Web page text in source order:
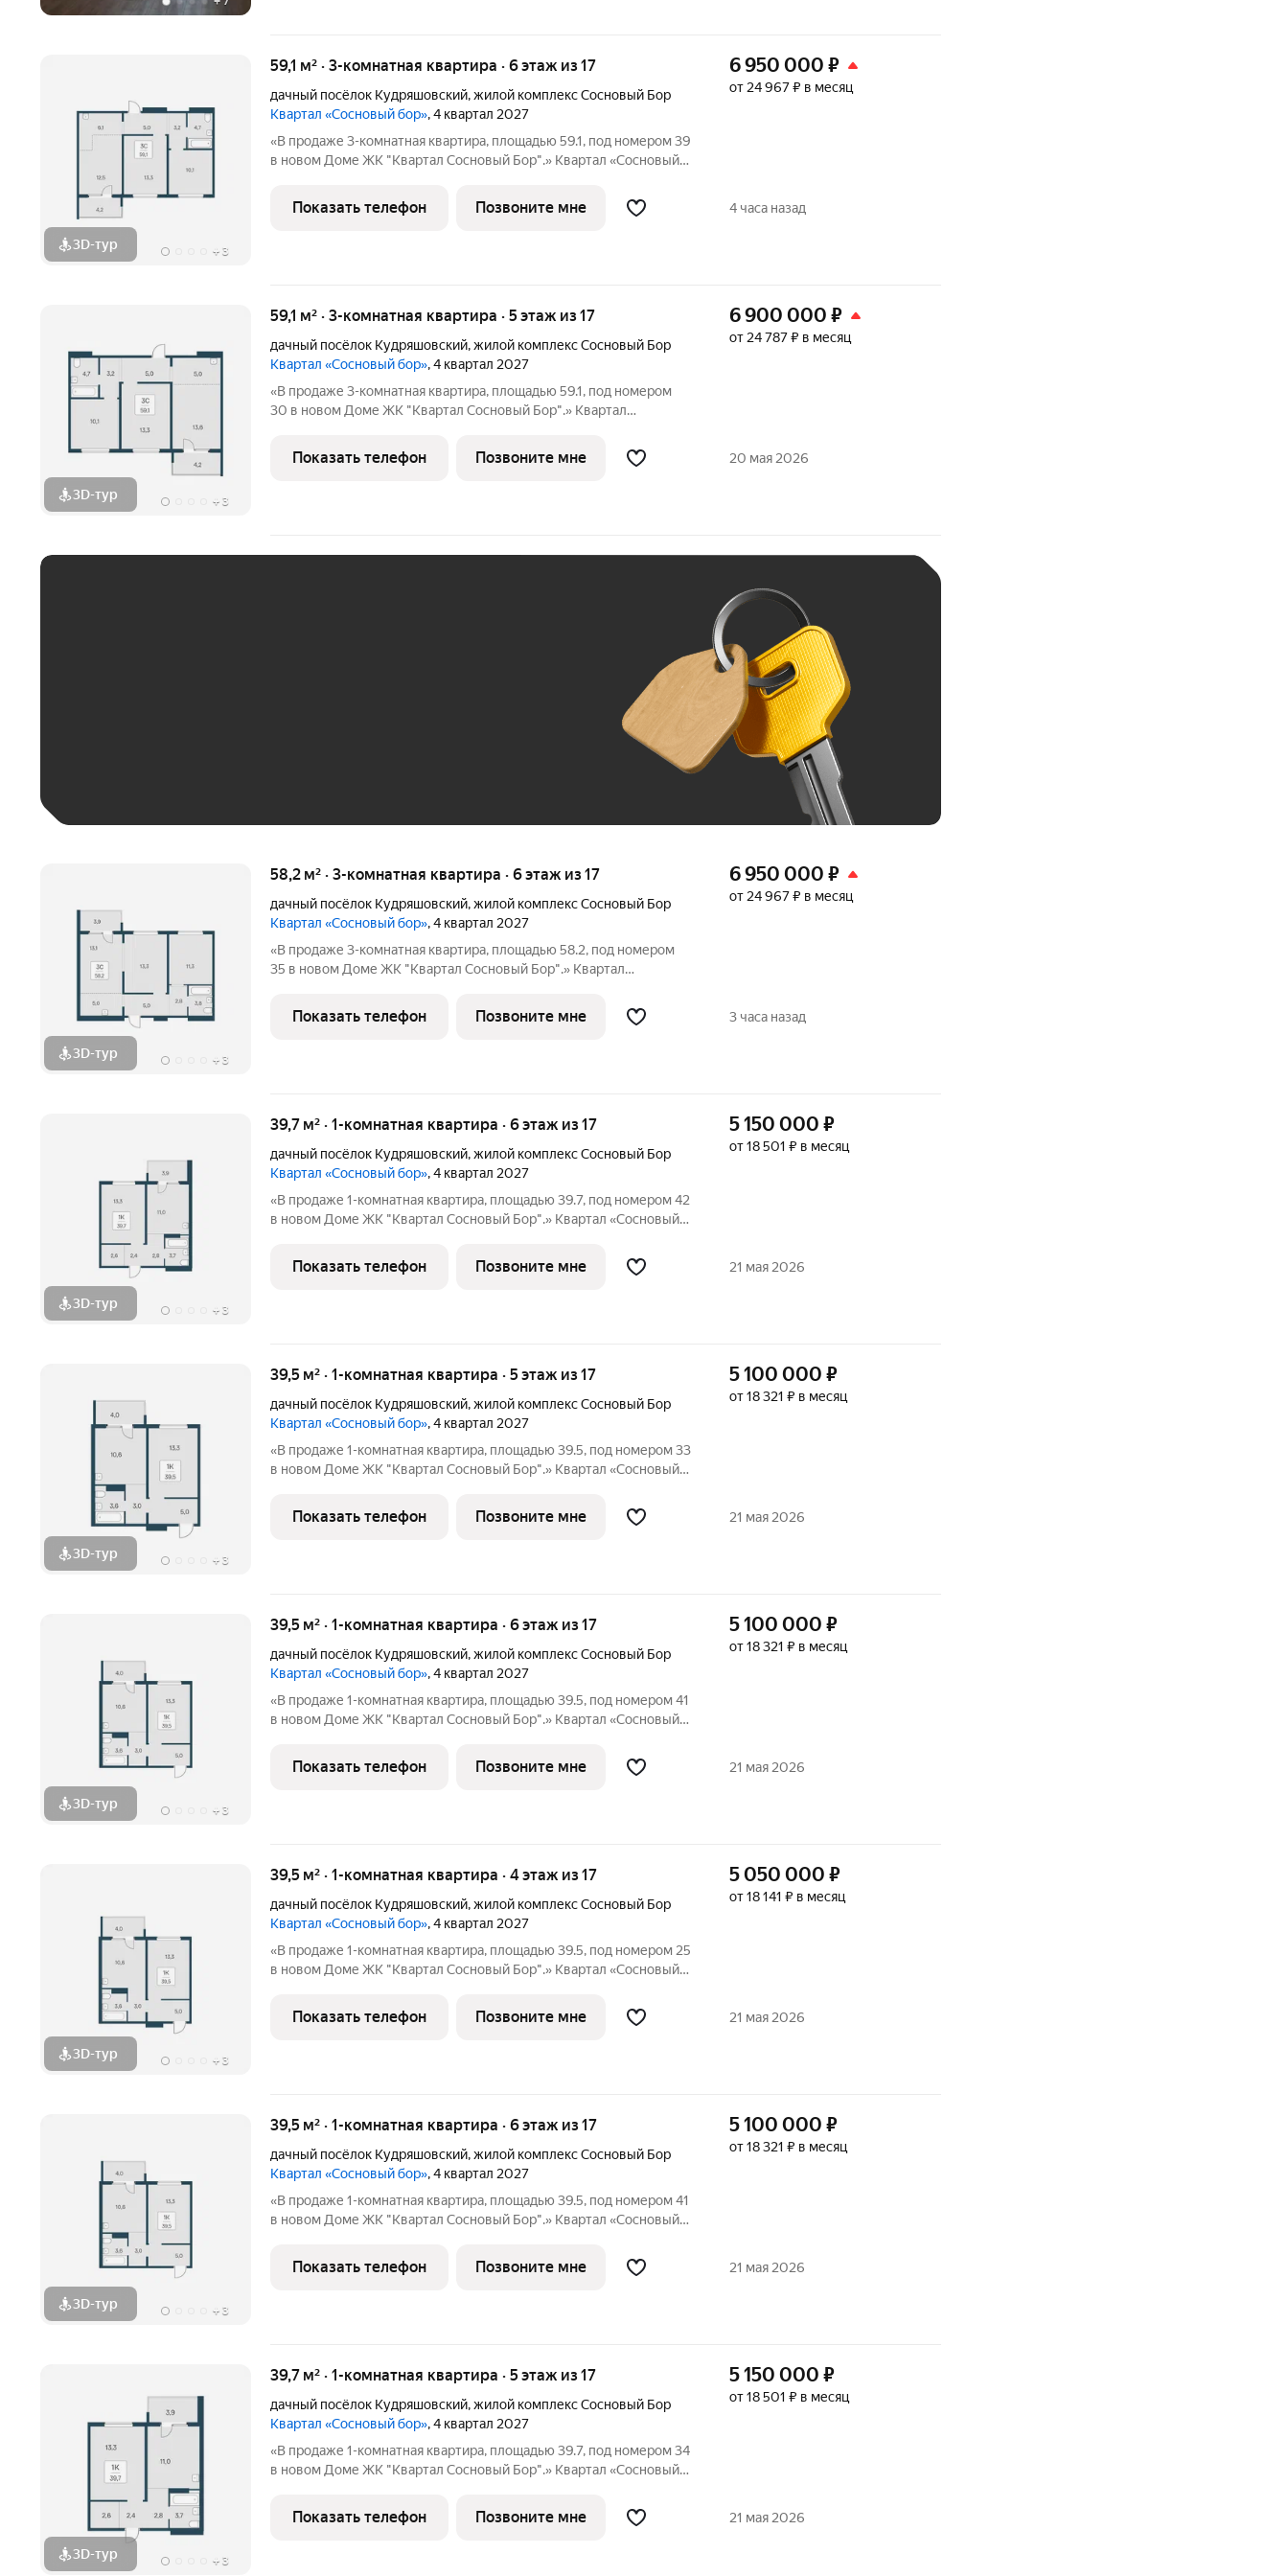
3D-тур + 3
59,1 м² · 3-комнатная квартира · 6 этаж из 17
дачный посёлок Кудряшовский,жилой комплекс Сосновый Бор
Квартал «Сосновый бор», 4 квартал 2027
«В продаже 3-комнатная квартира, площадью 59.1, под номером 39
в новом Доме ЖК "Квартал Сосновый Бор".» Квартал «Сосновый
окруженный природой и свежим воздухом. В шаговой
доступности школа,
6 950 000 ₽
от 24 967 ₽ в месяц
Показать телефон Позвоните мне 4 часа назад
3D-тур + 3
59,1 м² · 3-комнатная квартира · 5 этаж из 17
дачный посёлок Кудряшовский,жилой комплекс Сосновый Бор
Квартал «Сосновый бор», 4 квартал 2027
«В продаже 3-комнатная квартира, площадью 59.1, под номером
30 в новом Доме ЖК "Квартал Сосновый Бор".» Квартал
местности, окруженный природой и свежим воздухом. В шаговой
доступности школа,
6 900 000 ₽
от 24 787 ₽ в месяц
Показать телефон Позвоните мне 20 мая 2026
3D-тур + 3
58,2 м² · 3-комнатная квартира · 6 этаж из 17
дачный посёлок Кудряшовский,жилой комплекс Сосновый Бор
Квартал «Сосновый бор», 4 квартал 2027
«В продаже 3-комнатная квартира, площадью 58.2, под номером
35 в новом Доме ЖК "Квартал Сосновый Бор".» Квартал
местности, окруженный природой и свежим воздухом. В шаговой
доступности школа,
6 950 000 ₽
от 24 967 ₽ в месяц
Показать телефон Позвоните мне 3 часа назад
3D-тур + 3
39,7 м² · 1-комнатная квартира · 6 этаж из 17
дачный посёлок Кудряшовский,жилой комплекс Сосновый Бор
Квартал «Сосновый бор», 4 квартал 2027
«В продаже 1-комнатная квартира, площадью 39.7, под номером 42
в новом Доме ЖК "Квартал Сосновый Бор".» Квартал «Сосновый
окруженный природой и свежим воздухом. В шаговой
доступности школа,
5 150 000 ₽
от 18 501 ₽ в месяц
Показать телефон Позвоните мне 21 мая 2026
3D-тур + 3
39,5 м² · 1-комнатная квартира · 5 этаж из 17
дачный посёлок Кудряшовский,жилой комплекс Сосновый Бор
Квартал «Сосновый бор», 4 квартал 2027
«В продаже 1-комнатная квартира, площадью 39.5, под номером 33
в новом Доме ЖК "Квартал Сосновый Бор".» Квартал «Сосновый
окруженный природой и свежим воздухом. В шаговой
доступности школа,
5 100 000 ₽
от 18 321 ₽ в месяц
Показать телефон Позвоните мне 21 мая 2026
3D-тур + 3
39,5 м² · 1-комнатная квартира · 6 этаж из 17
дачный посёлок Кудряшовский,жилой комплекс Сосновый Бор
Квартал «Сосновый бор», 4 квартал 2027
«В продаже 1-комнатная квартира, площадью 39.5, под номером 41
в новом Доме ЖК "Квартал Сосновый Бор".» Квартал «Сосновый
окруженный природой и свежим воздухом. В шаговой
доступности школа,
5 100 000 ₽
от 18 321 ₽ в месяц
Показать телефон Позвоните мне 21 мая 2026
3D-тур + 3
39,5 м² · 1-комнатная квартира · 4 этаж из 17
дачный посёлок Кудряшовский,жилой комплекс Сосновый Бор
Квартал «Сосновый бор», 4 квартал 2027
«В продаже 1-комнатная квартира, площадью 39.5, под номером 25
в новом Доме ЖК "Квартал Сосновый Бор".» Квартал «Сосновый
окруженный природой и свежим воздухом. В шаговой
доступности школа,
5 050 000 ₽
от 18 141 ₽ в месяц
Показать телефон Позвоните мне 21 мая 2026
3D-тур + 3
39,5 м² · 1-комнатная квартира · 6 этаж из 17
дачный посёлок Кудряшовский,жилой комплекс Сосновый Бор
Квартал «Сосновый бор», 4 квартал 2027
«В продаже 1-комнатная квартира, площадью 39.5, под номером 41
в новом Доме ЖК "Квартал Сосновый Бор".» Квартал «Сосновый
окруженный природой и свежим воздухом. В шаговой
доступности школа,
5 100 000 ₽
от 18 321 ₽ в месяц
Показать телефон Позвоните мне 21 мая 2026
3D-тур + 3
39,7 м² · 1-комнатная квартира · 5 этаж из 17
дачный посёлок Кудряшовский,жилой комплекс Сосновый Бор
Квартал «Сосновый бор», 4 квартал 2027
«В продаже 1-комнатная квартира, площадью 39.7, под номером 34
в новом Доме ЖК "Квартал Сосновый Бор".» Квартал «Сосновый
окруженный природой и свежим воздухом. В шаговой
доступности школа,
5 150 000 ₽
от 18 501 ₽ в месяц
Показать телефон Позвоните мне 21 мая 2026